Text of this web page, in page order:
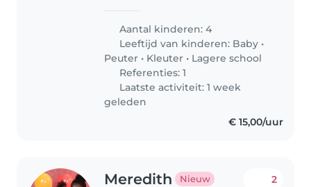
van 10, 8, 6 en 4 jaar! we hebben
nu een su pair, zij..
Aantal kinderen: 4
Leeftijd van kinderen: Baby •
Peuter • Kleuter • Lagere school
Referenties: 1
Laatste activiteit: 1 week
geleden
€ 15,00/uur
Meredith Nieuw 2